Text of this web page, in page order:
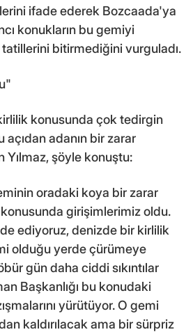
ifade ederek Bozcaada'ya
konukların bu gemiyi
bitirmediğini vurguladı.
konusunda çok tedirgin
açıdan adanın bir zarar
şöyle konuştu:
oradaki koya bir zarar
girişimlerimiz oldu.
ediyoruz, denizde bir kirlilik
olduğu yerde çürümeye
gün daha ciddi sıkıntılar
Başkanlığı bu konudaki
yürütüyor. O gemi
kaldırılacak ama bir sürpriz